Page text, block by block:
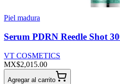
Piel madura
Serum PDRN Reedle Shot
VT COSMETICS
MX$2,015.00
Agregar al carrito